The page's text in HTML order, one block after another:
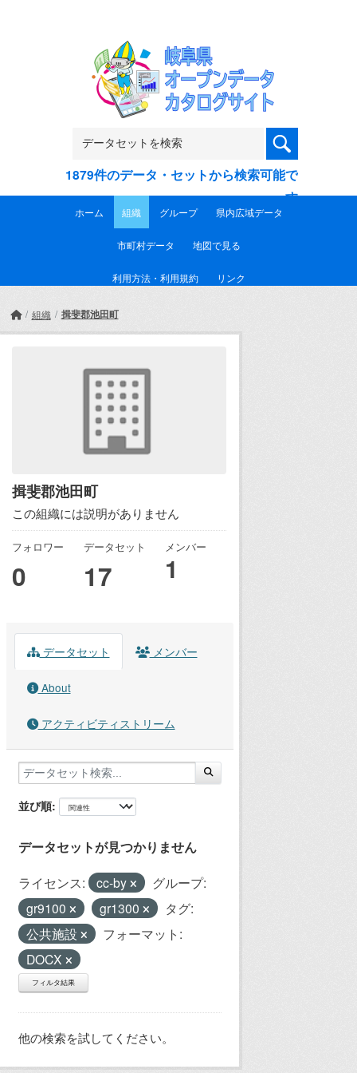
1879件のデータ・セットから検索可能で
す
ホーム 組織 グループ 県内広域データ
市町村データ 地図で見る
利用方法・利用規約 リンク
組織 揖斐郡池田町
揖斐郡池田町
この組織には説明がありません
フォロワー
0
データセット
17
メンバー
1
データセット メンバー
About
アクティビティストリーム
並び順
データセットが見つかりません
ライセンス: cc-by
グループ:
gr9100
gr1300
タグ:
公共施設
フォーマット:
DOCX
フィルタ結果
他の検索を試してください。